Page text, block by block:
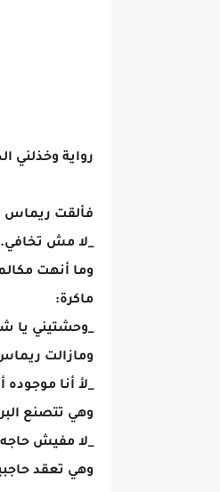
رواية وخذلني الحب
فألقت ريماس
_لا مش تخافي.
وما أنهت
ماكرة:
_وحشتيني يا
ومازالت
_لأ أنا
وهي تتصنع
_لا مفيش
وهي تعقد